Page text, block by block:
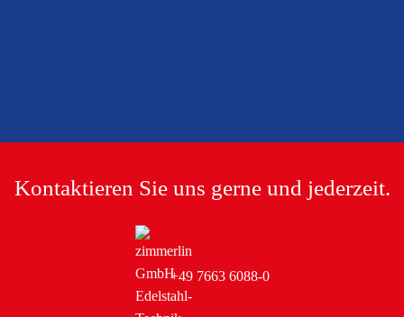
Kontaktieren Sie uns gerne und jederzeit.
+49 7663 6088-0